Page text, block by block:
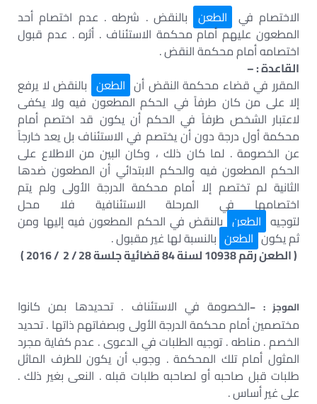
الاختصام في الطعن بالنقض . شرطه . عدم اختصام أحد
المطعون عليهم أمام محكمة الاستئناف . أثره . عدم قبول
اختصامه أمام محكمة النقض .
القاعدة : –
المقرر في قضاء محكمة النقض أن الطعن بالنقض لا يرفع
إلا على من كان طرفاً في الحكم المطعون فيه ولا يكفى
لاعتبار الشخص طرفاً في الحكم أن يكون قد اختصم أمام
محكمة أول درجة دون أن يختصم في الاستئناف بل يعد خارجاً
عن الخصومة . لما كان ذلك ، وكان البين من الاطلاع على
الحكم المطعون فيه والحكم الابتدائي أن المطعون ضدها
الثانية لم تختصم إلا أمام محكمة الدرجة الأولى ولم يتم
اختصامها في المرحلة الاستئنافية فلا محل
لتوجيه الطعن بالنقض في الحكم المطعون فيه إليها ومن
ثم يكون الطعن بالنسبة لها غير مقبول .
( الطعن رقم 10938 لسنة 84 قضائية جلسة 28 / 2 / 2016 )
الموجز : –الخصومة في الاستئناف . تحديدها بمن كانوا
مختصمين أمام محكمة الدرجة الأولى وبصفاتهم ذاتها . تحديد
الخصم . مناطه . توجيه الطلبات في الدعوى . عدم كفاية مجرد
المثول أمام تلك المحكمة . وجوب أن يكون للطرف الماثل
طلبات قبل صاحبه أو لصاحبه طلبات قبله . النعى بغير ذلك .
على غير أساس .